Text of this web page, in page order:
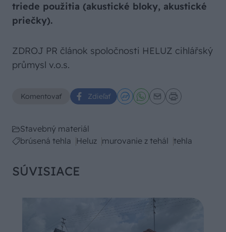
triede použitia (akustické bloky, akustické
priečky).
ZDROJ PR článok spoločnosti HELUZ cihlářský
průmysl v.o.s.
Komentovať Zdieľať
Stavebný materiál
brúsená tehla
Heluz murovanie z tehál tehla
SÚVISIACE